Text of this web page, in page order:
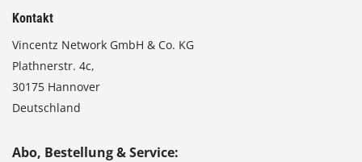
Kontakt
Vincentz Network GmbH & Co. KG
Plathnerstr. 4c,
30175 Hannover
Deutschland
Abo, Bestellung & Service: